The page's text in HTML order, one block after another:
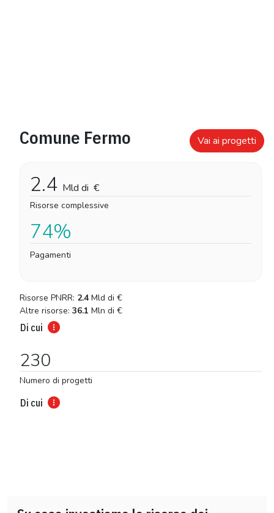
Comune Fermo Vai ai progetti
2.4 Mld di €
Risorse complessive
74%
Pagamenti
Risorse PNRR: 2.4 Mld di €
Altre risorse: 36.1 Mln di €
Di cui
230
Numero di progetti
Di cui